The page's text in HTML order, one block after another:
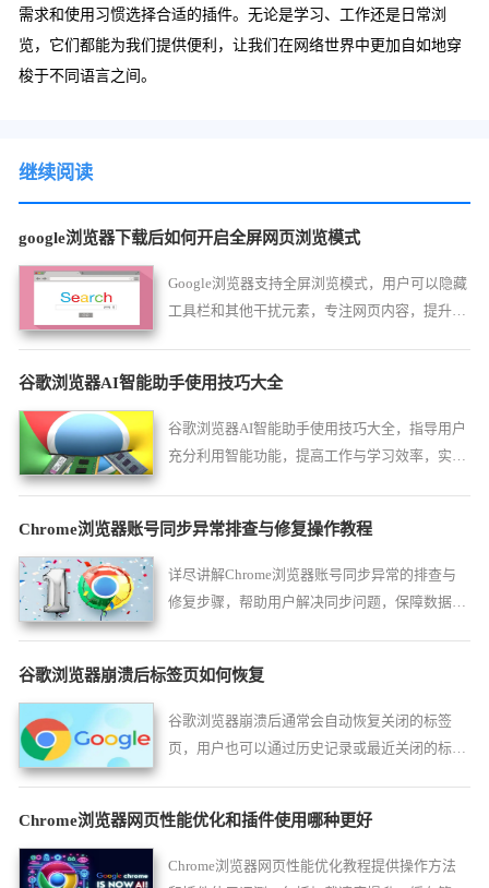
需求和使用习惯选择合适的插件。无论是学习、工作还是日常浏
览，它们都能为我们提供便利，让我们在网络世界中更加自如地穿
梭于不同语言之间。
继续阅读
google浏览器下载后如何开启全屏网页浏览模式
Google浏览器支持全屏浏览模式，用户可以隐藏
工具栏和其他干扰元素，专注网页内容，提升沉
谷歌浏览器AI智能助手使用技巧大全
谷歌浏览器AI智能助手使用技巧大全，指导用户
充分利用智能功能，提高工作与学习效率，实现
Chrome浏览器账号同步异常排查与修复操作教程
详尽讲解Chrome浏览器账号同步异常的排查与
修复步骤，帮助用户解决同步问题，保障数据安
谷歌浏览器崩溃后标签页如何恢复
谷歌浏览器崩溃后通常会自动恢复关闭的标签
页，用户也可以通过历史记录或最近关闭的标签
恢复效率。
Chrome浏览器网页性能优化和插件使用哪种更好
Chrome浏览器网页性能优化教程提供操作方法